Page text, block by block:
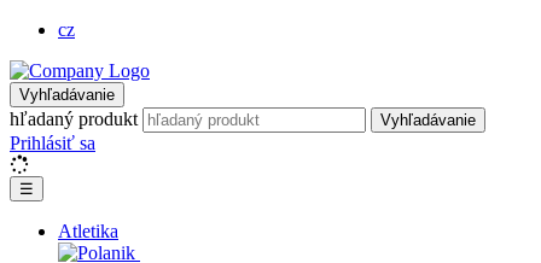
cz
Vyhľadávanie
hľadaný produkt Vyhľadávanie
Prihlásiť sa
☰
Atletika